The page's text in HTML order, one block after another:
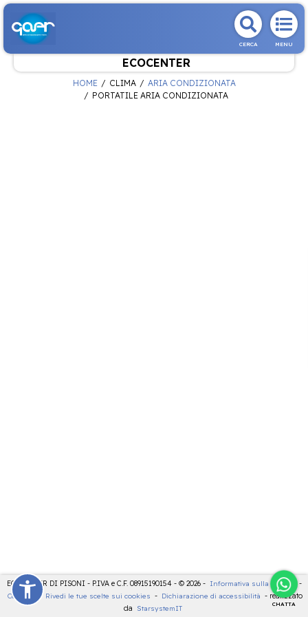
CERCA MENU
ECOCENTER
CHATTA
HOME CLIMA
ARIA CONDIZIONATA
PORTATILE ARIA CONDIZIONATA
ECOCENTER DI PISONI - P.IVA e C.F. 08915190154 - © 2026 - Informativa sulla privacy
-
Cookies
- Rivedi le tue scelte sui cookies - Dichiarazione di accessibilità - realizzato
da
StarsystemIT